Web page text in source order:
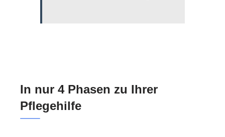
In nur 4 Phasen zu Ihrer
Pflegehilfe